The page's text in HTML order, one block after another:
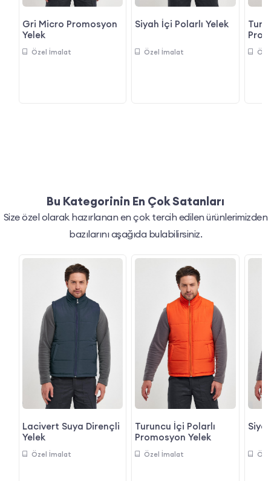
Gri Micro Promosyon
Yelek
Özel İmalat
Siyah İçi Polarlı Yelek
Özel İmalat
Bu Kategorinin En Çok Satanları
Size özel olarak hazırlanan en çok tercih edilen ürünlerimizden
bazılarını aşağıda bulabilirsiniz.
Lacivert Suya Dirençli
Yelek
Özel İmalat
Turuncu İçi Polarlı
Promosyon Yelek
Özel İmalat